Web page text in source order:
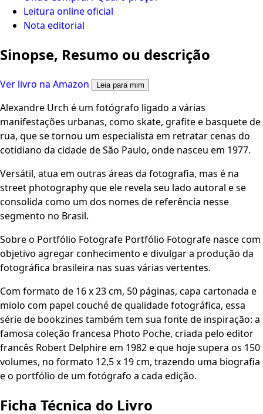
Leitura online oficial
Nota editorial
Sinopse, Resumo ou descrição
Ver livro na Amazon Leia para mim
Alexandre Urch é um fotógrafo ligado a várias
manifestações urbanas, como skate, grafite e basquete de
rua, que se tornou um especialista em retratar cenas do
cotidiano da cidade de São Paulo, onde nasceu em 1977.
Versátil, atua em outras áreas da fotografia, mas é na
street photography que ele revela seu lado autoral e se
consolida como um dos nomes de referência nesse
segmento no Brasil.
Sobre o Portfólio Fotografe Portfólio Fotografe nasce com
objetivo agregar conhecimento e divulgar a produção da
fotográfica brasileira nas suas várias vertentes.
Com formato de 16 x 23 cm, 50 páginas, capa cartonada e
miolo com papel couché de qualidade fotográfica, essa
série de bookzines também tem sua fonte de inspiração: a
famosa coleção francesa Photo Poche, criada pelo editor
francês Robert Delphire em 1982 e que hoje supera os 150
volumes, no formato 12,5 x 19 cm, trazendo uma biografia
e o portfólio de um fotógrafo a cada edição.
Ficha Técnica do Livro